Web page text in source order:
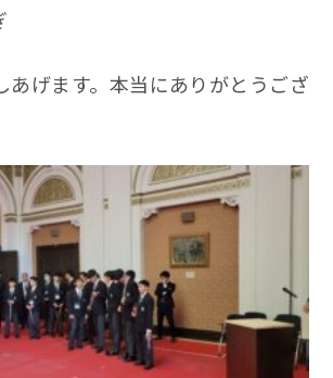
あげます。本当にありがとうござ